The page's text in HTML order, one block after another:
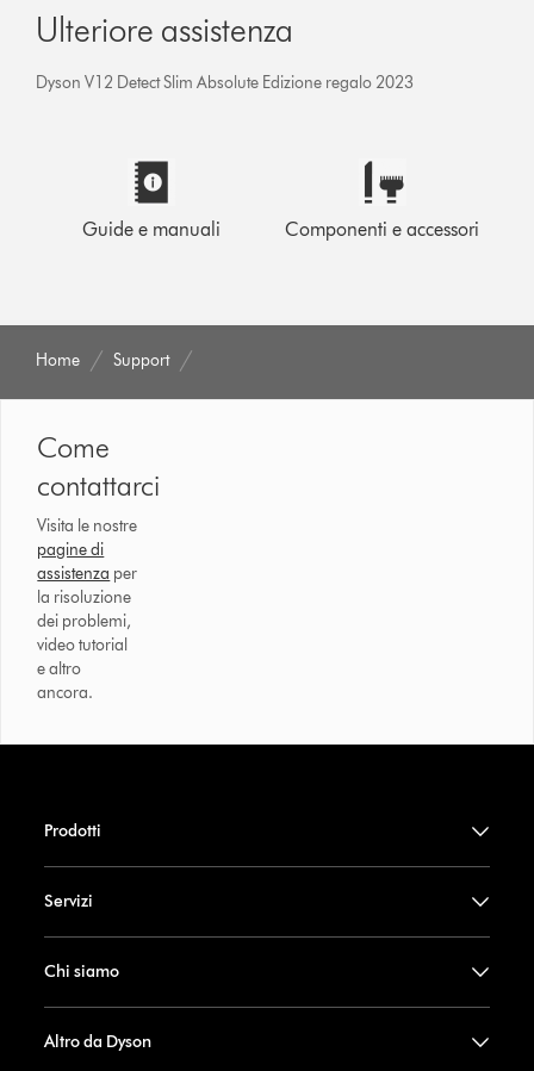
Ulteriore assistenza
Dyson V12 Detect Slim Absolute Edizione regalo 2023
Guide e manuali Componenti e accessori
Home Support
Come
contattarci
Visita le nostre
pagine di
assistenza per
la risoluzione
dei problemi,
video tutorial
e altro
ancora.
Prodotti
Servizi
Chi siamo
Altro da Dyson